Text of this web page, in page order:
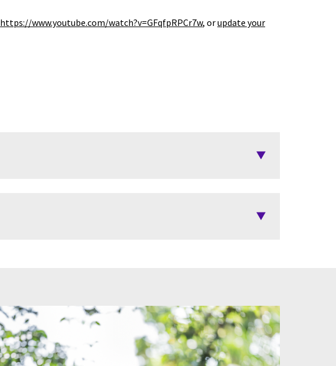
https://www.youtube.com/watch?v=GFqfpRPCr7w, orupdate your